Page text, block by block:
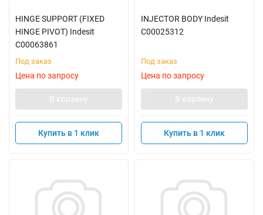
HINGE SUPPORT (FIXED
HINGE PIVOT) Indesit
C00063861
Под заказ
Цена по запросу
В корзину
Купить в 1 клик
INJECTOR BODY Indesit
C00025312
Под заказ
Цена по запросу
В корзину
Купить в 1 клик